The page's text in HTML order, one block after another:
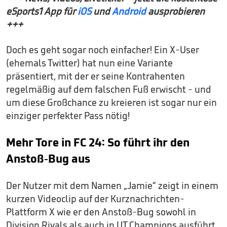
eSports1 App füriOSundAndroidausprobieren
+++
Doch es geht sogar noch einfacher! Ein X-User
(ehemals Twitter) hat nun eine Variante
präsentiert, mit der er seine Kontrahenten
regelmäßig auf dem falschen Fuß erwischt - und
um diese Großchance zu kreieren ist sogar nur ein
einziger perfekter Pass nötig!
Mehr Tore in FC 24: So führt ihr den
Anstoß-Bug aus
Der Nutzer mit dem Namen „Jamie“ zeigt in einem
kurzen Videoclip auf der Kurznachrichten-
Plattform X wie er den Anstoß-Bug sowohl in